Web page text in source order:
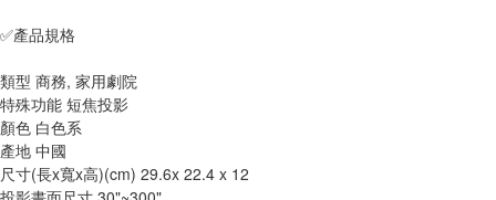
✅產品規格
類型 商務, 家用劇院
特殊功能 短焦投影
顏色 白色系
產地 中國
尺寸(長x寬x高)(cm) 29.6x 22.4 x 12